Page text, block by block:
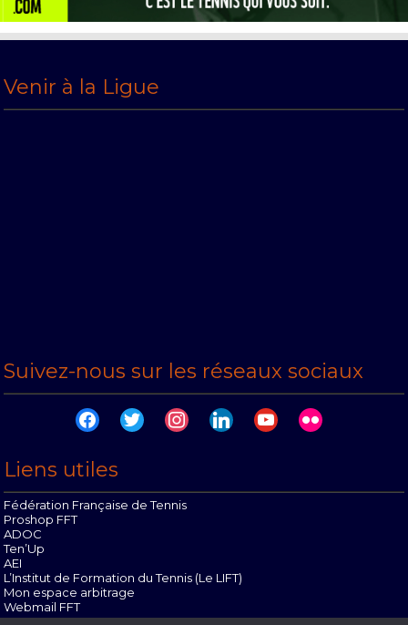
Venir à la Ligue
Suivez-nous sur les réseaux sociaux
facebooktwitter instagramlinkedinyoutubeflickr
Liens utiles
Fédération Française de Tennis
Proshop FFT
ADOC
Ten’Up
AEI
L’Institut de Formation du Tennis (Le LIFT)
Mon espace arbitrage
Webmail FFT